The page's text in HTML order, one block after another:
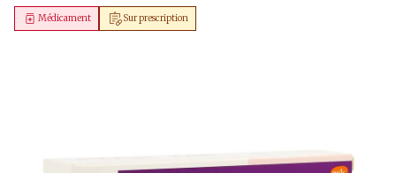
Sur prescription
Médicament